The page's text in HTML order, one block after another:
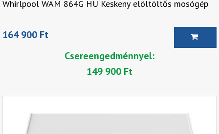
Whirlpool WAM 864G HU Keskeny elöltöltős mosógép
164 900 Ft
Csereengedménnyel:
149 900 Ft